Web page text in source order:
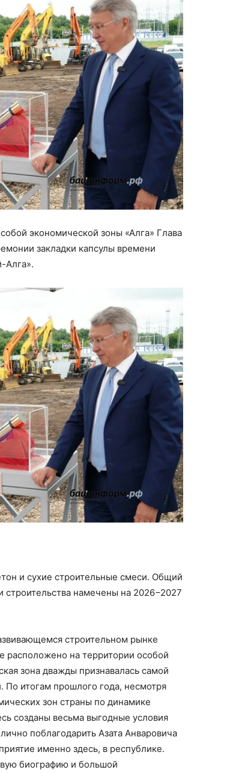
экономической зоны «Алга» Глава
закладки капсулы времени
Алга».
и сухие строительные смеси. Общий
намечены на 2026−2027
строительном рынке
расположено на территории особой
зона дважды признавалась самой
итогам прошлого года, несмотря
зон страны по динамике
созданы весьма выгодные условия
поблагодарить Азата Анваровича
именно здесь, в республике.
биографию и большой